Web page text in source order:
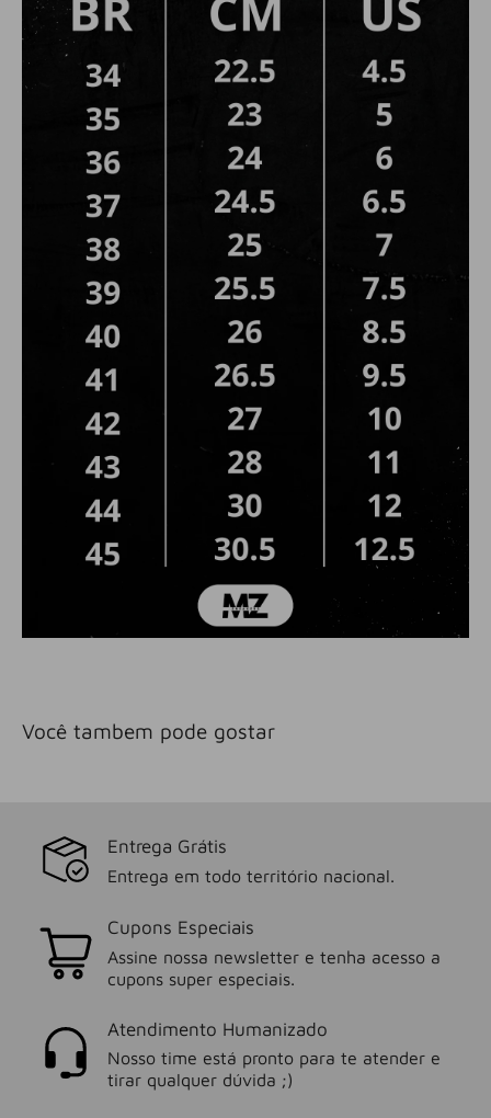
Você tambem pode gostar
Entrega Grátis
Entrega em todo território nacional.
Cupons Especiais
Assine nossa newsletter e tenha acesso a
cupons super especiais.
Atendimento Humanizado
Nosso time está pronto para te atender e
tirar qualquer dúvida ;)